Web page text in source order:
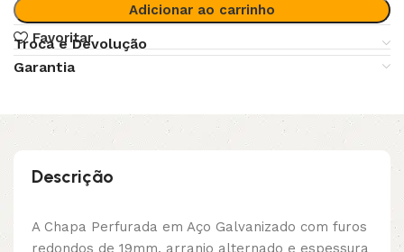
Adicionar ao carrinho
Favoritar
Troca e Devolução
Garantia
Descrição
A Chapa Perfurada em Aço Galvanizado com furos
redondos de 19mm, arranjo alternado e espessura